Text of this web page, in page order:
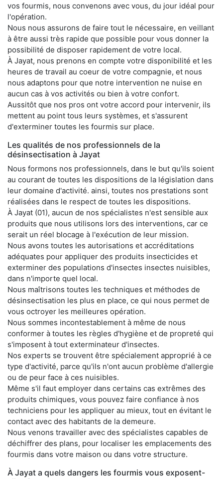
vos fourmis, nous convenons avec vous, du jour idéal pour
l'opération.
Nous nous assurons de faire tout le nécessaire, en veillant
à être aussi très rapide que possible pour vous donner la
possibilité de disposer rapidement de votre local.
À Jayat, nous prenons en compte votre disponibilité et les
heures de travail au coeur de votre compagnie, et nous
nous adaptons pour que notre intervention ne nuise en
aucun cas à vos activités ou bien à votre confort.
Aussitôt que nos pros ont votre accord pour intervenir, ils
mettent au point tous leurs systèmes, et s'assurent
d'exterminer toutes les fourmis sur place.
Les qualités de nos professionnels de la
désinsectisation à Jayat
Nous formons nos professionnels, dans le but qu'ils soient
au courant de toutes les dispositions de la législation dans
leur domaine d'activité. ainsi, toutes nos prestations sont
réalisées dans le respect de toutes les dispositions.
À Jayat (01), aucun de nos spécialistes n'est sensible aux
produits que nous utilisons lors des interventions, car ce
serait un réel blocage à l'exécution de leur mission.
Nous avons toutes les autorisations et accréditations
adéquates pour appliquer des produits insecticides et
exterminer des populations d'insectes insectes nuisibles,
dans n'importe quel local.
Nous maîtrisons toutes les techniques et méthodes de
désinsectisation les plus en place, ce qui nous permet de
vous octroyer les meilleures opération.
Nous sommes incontestablement à même de nous
conformer à toutes les règles d'hygiène et de propreté qui
s'imposent à tout exterminateur d'insectes.
Nos experts se trouvent être spécialement approprié à ce
type d'activité, parce qu'ils n'ont aucun problème d'allergie
ou de peur face à ces nuisibles.
Même s'il faut employer dans certains cas extrêmes des
produits chimiques, vous pouvez faire confiance à nos
techniciens pour les appliquer au mieux, tout en évitant le
contact avec des habitants de la demeure.
Nous venons travailler avec des spécialistes capables de
déchiffrer des plans, pour localiser les emplacements des
fourmis dans votre maison ou dans votre structure.
À Jayat a quels dangers les fourmis vous exposent-